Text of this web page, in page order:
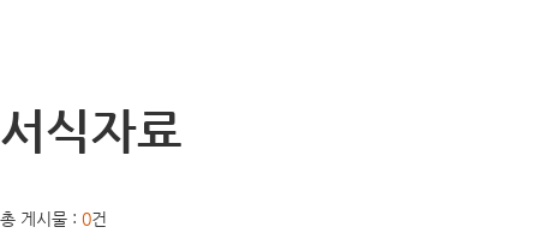
서식자료
총 게시물 : 0건